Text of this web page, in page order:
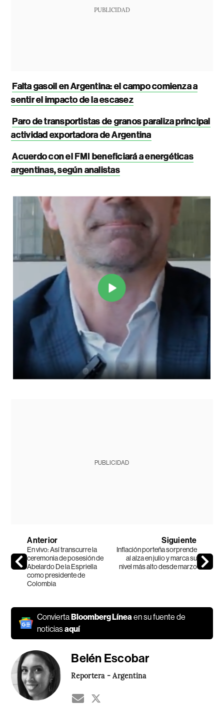
PUBLICIDAD
Falta gasoil en Argentina: el campo comienza a
sentir el impacto de la escasez
Paro de transportistas de granos paraliza principal
actividad exportadora de Argentina
Acuerdo con el FMI beneficiará a energéticas
argentinas, según analistas
PUBLICIDAD
Anterior
En vivo: Así transcurre la
ceremonia de posesión de
Abelardo De la Espriella
como presidente de
Colombia
Siguiente
Inflación porteña sorprende
al alza en julio y marca su
nivel más alto desde marzo
ConviertaBloomberg Líneaen su fuente de
noticiasaquí
Belén Escobar
Reportera - Argentina